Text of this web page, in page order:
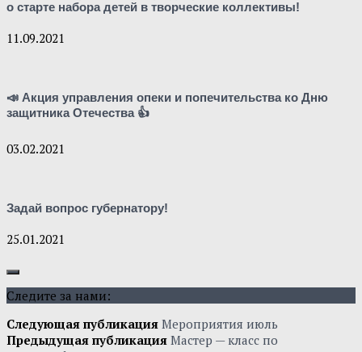
о старте набора детей в творческие коллективы!
11.09.2021
📣 Акция управления опеки и попечительства ко Дню
защитника Отечества 👍
03.02.2021
Задай вопрос губернатору!
25.01.2021
Следите за нами:
Следующая публикация Мероприятия июль
Предыдущая публикация Мастер — класс по